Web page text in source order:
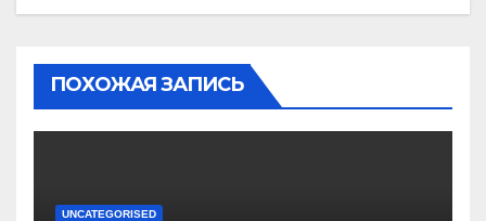
ПОХОЖАЯ ЗАПИСЬ
UNCATEGORISED